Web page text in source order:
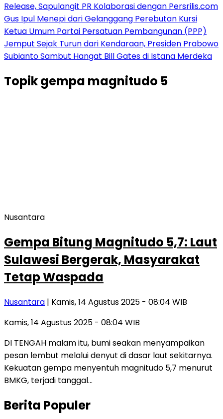
Release, Sapulangit PR Kolaborasi dengan Persrilis.com
Gus Ipul Menepi dari Gelanggang Perebutan Kursi
Ketua Umum Partai Persatuan Pembangunan (PPP)
Jemput Sejak Turun dari Kendaraan, Presiden Prabowo
Subianto Sambut Hangat Bill Gates di Istana Merdeka
Topikgempa magnitudo 5
Nusantara
Gempa Bitung Magnitudo 5,7: Laut
Sulawesi Bergerak, Masyarakat
Tetap Waspada
Nusantara | Kamis, 14 Agustus 2025 - 08:04 WIB
Kamis, 14 Agustus 2025 - 08:04 WIB
DI TENGAH malam itu, bumi seakan menyampaikan
pesan lembut melalui denyut di dasar laut sekitarnya.
Kekuatan gempa menyentuh magnitudo 5,7 menurut
BMKG, terjadi tanggal…
Berita Populer